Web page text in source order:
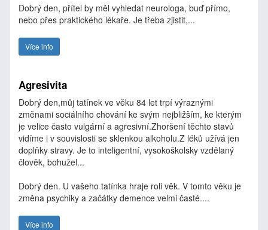
Dobrý den, přítel by měl vyhledat neurologa, buď přímo,
nebo přes praktického lékaře. Je třeba zjistit,...
Více info
Agresivita
Dobrý den,můj tatínek ve věku 84 let trpí výraznými
změnami sociálního chování ke svým nejbližším, ke kterým
je velice často vulgární a agresivní.Zhoršení těchto stavů
vidíme i v souvislosti se sklenkou alkoholu.Z léků užívá jen
doplňky stravy. Je to inteligentní, vysokoškolsky vzdělaný
člověk, bohužel...
Dobrý den. U vašeho tatínka hraje roli věk. V tomto věku je
změna psychiky a začátky demence velmi časté....
Více info